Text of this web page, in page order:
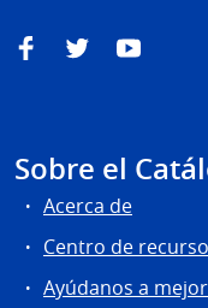
FacebookTwitterYouTube
Sobre el
Acerca de
Centro de
Ayúdanos a